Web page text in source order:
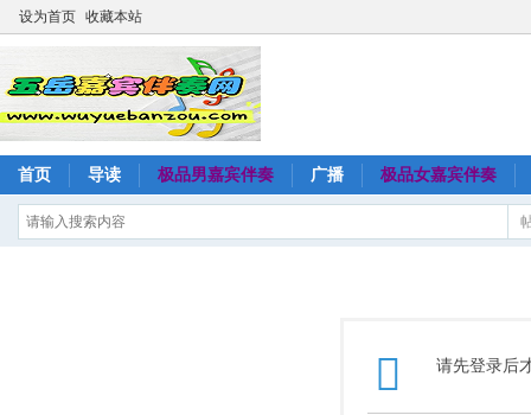
设为首页 收藏本站
首页 导读 极品男嘉宾伴奏 广播 极品女嘉宾伴奏
请先登录后